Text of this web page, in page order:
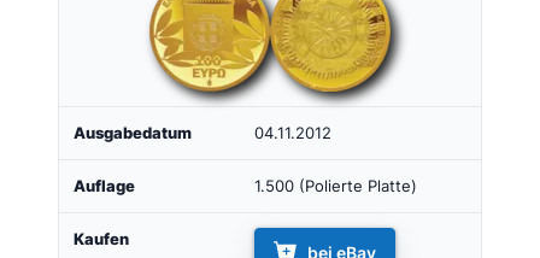
04.11.2012
1.500 (Polierte Platte)
bei eBay